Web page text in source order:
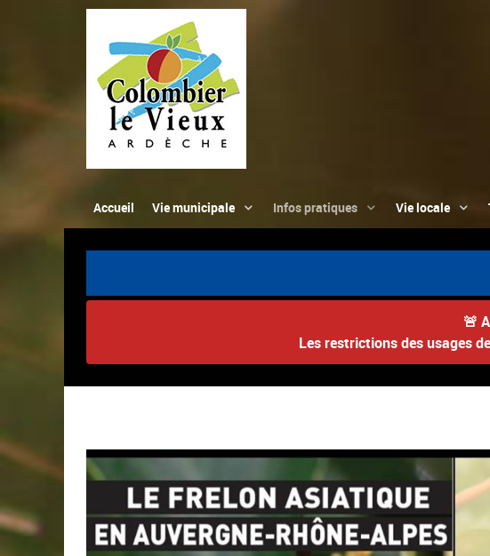
Accueil Vie municipale Infos pratiques Vie locale
🚨
Les restrictions des usages